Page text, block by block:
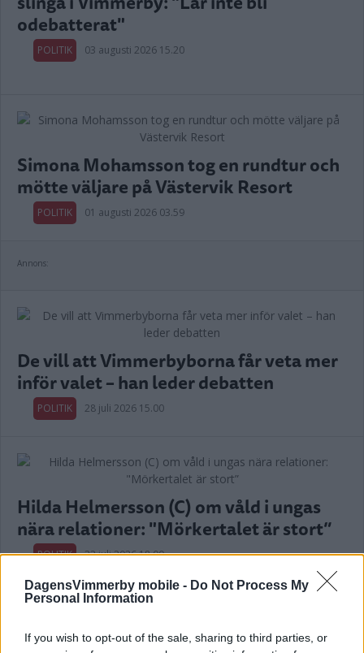
DagensVimmerby mobile - Do Not Process My
Personal Information
If you wish to opt-out of the sale, sharing to third parties, or
odebatterat"
POLITIK 03 augusti 2026 15.20
Simona Mohamsson tog en rundtur och
mötte väljare på Västervik Resort
POLITIK 01 augusti 2026 03.59
Annons:
De vill att Vimmerbyborna får veta mer
inför valet – han leder debatten
POLITIK 28 juli 2026 15.00
Hilda Helmersson (C) om våld i ungas
nära relationer: "Mörkertalet är stort”
POLITIK 22 juli 2026 18.00
Annons: